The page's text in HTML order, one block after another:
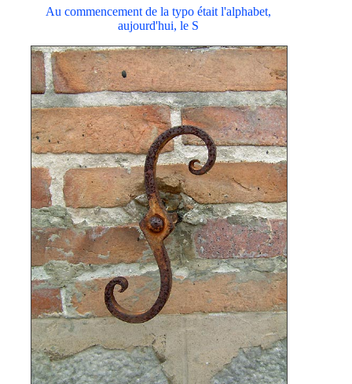
Au commencement de la typo était l'alphabet,
aujourd'hui, le S